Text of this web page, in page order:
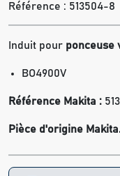
Référence : 513504-8
Induit pour ponceuse
BO4900V
Référence Makita :
Pièce d'origine